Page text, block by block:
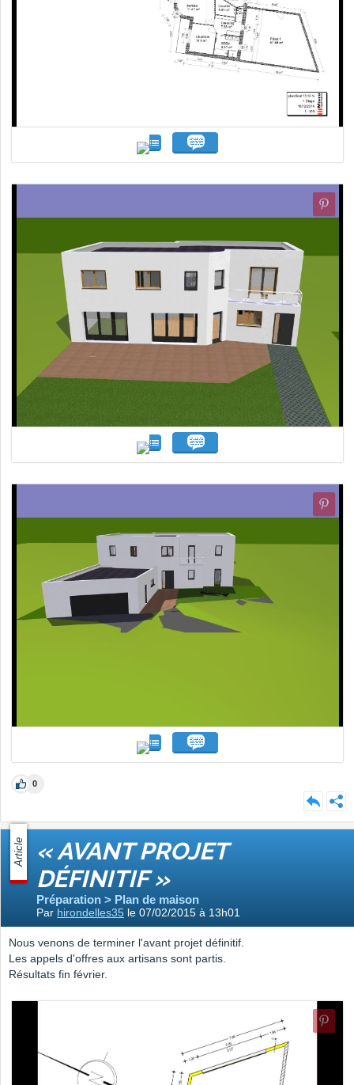
0
Article « AVANT PROJET
DÉFINITIF »
Préparation > Plan de maison
Par hirondelles35 le 07/02/2015 à 13h01
Nous venons de terminer l'avant projet définitif.
Les appels d'offres aux artisans sont partis.
Résultats fin février.